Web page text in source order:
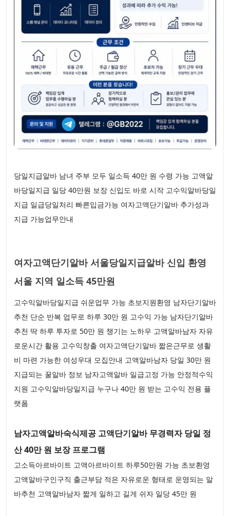
당일지급알바 남녀 주부 모두 일소득 40만 원 수령 가능 고액알
바당일지급 일당 40만원 보장 신입도 바로 시작 고수익알바당일
지급 일급당일처리 빠른입금가능 여자고액단기알바 추가성과
지급 가능업무안내
여자고액단기알바 서울당일지급알바 신입 환영
서울 지역 일소득 45만원
고수익알바당일지급 쉬운업무 가능 초보지원환영 남자단기알바
추천 단순 반복 업무로 하루 30만 원 고수익 가능 남자단기알바
추천 딱 하루 투자로 50만 원 챙기는 노하우 고액알바남자 자유
로운시간 활용 고수익창출 여자고액단기알바 짧은근무로 생활
비 마련 가능한 여성우대 모집안내 고액알바남자 당일 30만 원
지급되는 꿀알바 정보 남자고액알바 일급고정 가능 안정적수익
지원 고수익알바당일지급 누구나 40만 원 받는 고수익 전용 플
랫폼
남자고액알바숙식제공 고액단기알바 무경력자 당일 정
산 40만 원 보장 프로그램
고소득아르바이트 고액아르바이트 하루50만원 가능 초보환영
고액알바구인구직 출근부담 적은 자유로운 형태로 운영되는 알
바추천 고액알바남자 짧게 일하고 길게 쉬자 일당 45만 원